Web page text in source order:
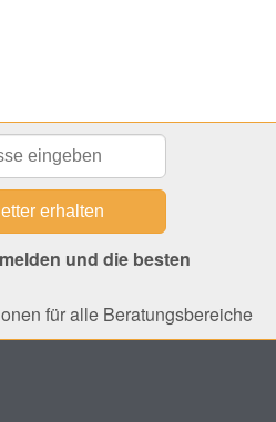
und die besten
für alle Beratungsbereiche